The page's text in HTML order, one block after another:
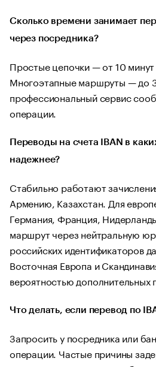
Сколько времени занимает
через посредника?
Простые цепочки — от 10 минут
Многоэтапные маршруты — до
профессиональный сервис
операции.
Переводы на счета IBAN в
надежнее?
Стабильно работают
Армению, Казахстан. Для
Германия, Франция,
маршрут через нейтральную
российских идентификаторов
Восточная Европа и
вероятностью дополнительных
Что делать, если перевод по
Запросить у посредника или
операции. Частые причины